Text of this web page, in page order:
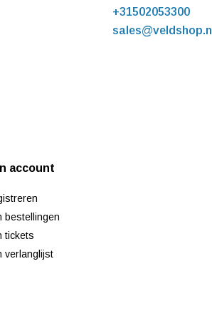
+31502053300
sales@veldshop.nl
account
bestellingen
tickets
verlanglijst